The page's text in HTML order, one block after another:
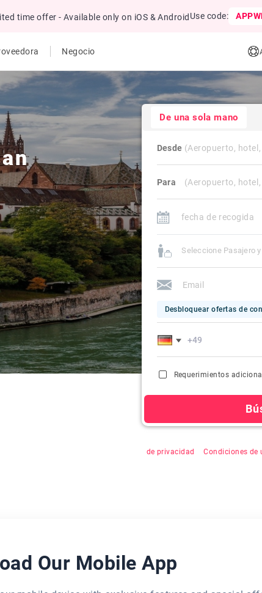
time offer - Available only on iOS & Android Use code:
Negocio
De una sola mano
Desde
Para
Seleccione Pasajero
Desbloquear ofertas de
Requerimientos
de privacidad
&Condiciones de
Our Mobile App